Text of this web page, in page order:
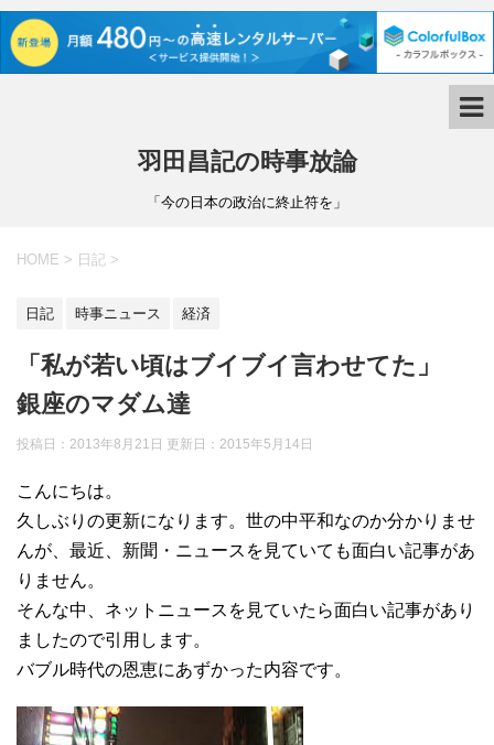
羽田昌記の時事放論
「今の日本の政治に終止符を」
HOME > 日記 >
日記 時事ニュース 経済
「私が若い頃はブイブイ言わせてた」
銀座のマダム達
投稿日：2013年8月21日 更新日： 2015年5月14日
こんにちは。
久しぶりの更新になります。世の中平和なのか分かりませ
んが、最近、新聞・ニュースを見ていても面白い記事があ
りません。
そんな中、ネットニュースを見ていたら面白い記事があり
ましたので引用します。
バブル時代の恩恵にあずかった内容です。